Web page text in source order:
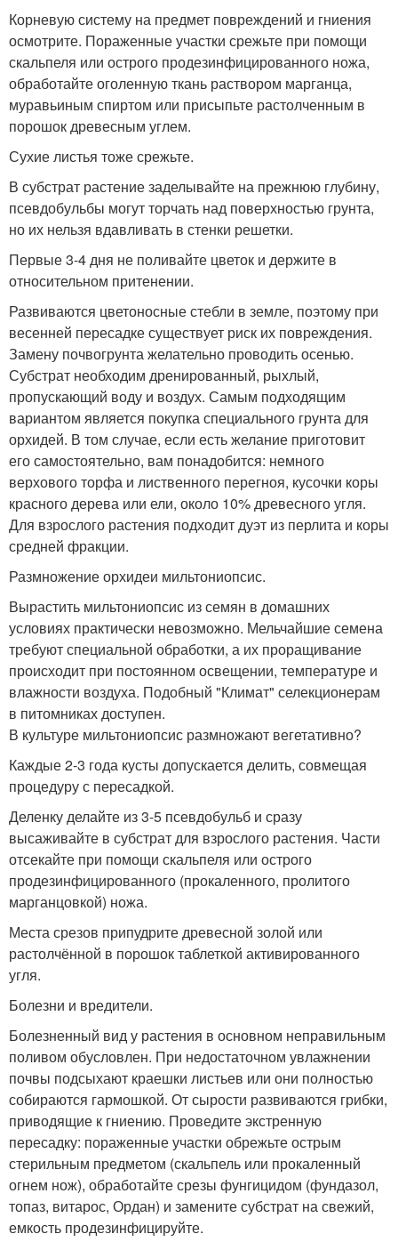
Корневую систему на предмет повреждений и гниения
осмотрите. Пораженные участки срежьте при помощи
скальпеля или острого продезинфицированного ножа,
обработайте оголенную ткань раствором марганца,
муравьиным спиртом или присыпьте растолченным в
порошок древесным углем.
Сухие листья тоже срежьте.
В субстрат растение заделывайте на прежнюю глубину,
псевдобульбы могут торчать над поверхностью грунта,
но их нельзя вдавливать в стенки решетки.
Первые 3-4 дня не поливайте цветок и держите в
относительном притенении.
Развиваются цветоносные стебли в земле, поэтому при
весенней пересадке существует риск их повреждения.
Замену почвогрунта желательно проводить осенью.
Субстрат необходим дренированный, рыхлый,
пропускающий воду и воздух. Самым подходящим
вариантом является покупка специального грунта для
орхидей. В том случае, если есть желание приготовит
его самостоятельно, вам понадобится: немного
верхового торфа и лиственного перегноя, кусочки коры
красного дерева или ели, около 10% древесного угля.
Для взрослого растения подходит дуэт из перлита и коры
средней фракции.
Размножение орхидеи мильтониопсис.
Вырастить мильтониопсис из семян в домашних
условиях практически невозможно. Мельчайшие семена
требуют специальной обработки, а их проращивание
происходит при постоянном освещении, температуре и
влажности воздуха. Подобный "Климат" селекционерам
в питомниках доступен.
В культуре мильтониопсис размножают вегетативно?
Каждые 2-3 года кусты допускается делить, совмещая
процедуру с пересадкой.
Деленку делайте из 3-5 псевдобульб и сразу
высаживайте в субстрат для взрослого растения. Части
отсекайте при помощи скальпеля или острого
продезинфицированного (прокаленного, пролитого
марганцовкой) ножа.
Места срезов припудрите древесной золой или
растолчённой в порошок таблеткой активированного
угля.
Болезни и вредители.
Болезненный вид у растения в основном неправильным
поливом обусловлен. При недостаточном увлажнении
почвы подсыхают краешки листьев или они полностью
собираются гармошкой. От сырости развиваются грибки,
приводящие к гниению. Проведите экстренную
пересадку: пораженные участки обрежьте острым
стерильным предметом (скальпель или прокаленный
огнем нож), обработайте срезы фунгицидом (фундазол,
топаз, витарос, Ордан) и замените субстрат на свежий,
емкость продезинфицируйте.